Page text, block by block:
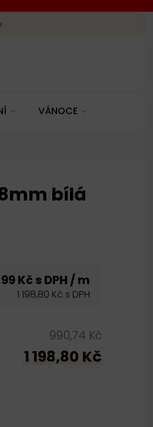
VÁNOCE
bílá
Kč s DPH / m
1 198,80 Kč s DPH
990,74 Kč
1 198,80 Kč